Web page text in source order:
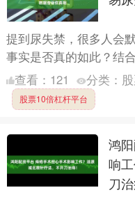
提到尿失禁，很多人会
事实是否真的如此？结
禁》《女性压力性尿失
查看： 121 分类：
股票10倍杠杆平台
鸿
响
刀治